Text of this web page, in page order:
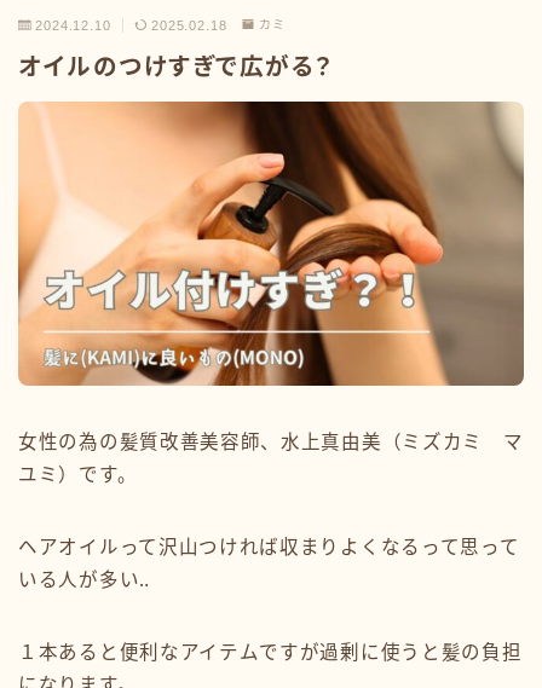
2024.12.10 2025.02.18 カミ
オイルのつけすぎで広がる？
女性の為の髪質改善美容師、水上真由美（ミズカミ マ
ユミ）です。
ヘアオイルって沢山つければ収まりよくなるって思って
いる人が多い‥
１本あると便利なアイテムですが過剰に使うと髪の負担